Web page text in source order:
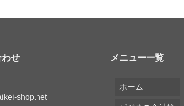
せ
shop.net
メニュー一覧
ホーム